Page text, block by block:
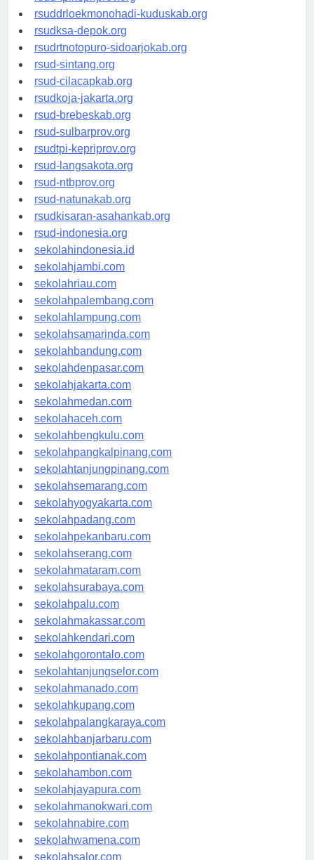
rsud-tpikepriprov.org
rsuddrloekmonohadi-kuduskab.org
rsudksa-depok.org
rsudrtnotopuro-sidoarjokab.org
rsud-sintang.org
rsud-cilacapkab.org
rsudkoja-jakarta.org
rsud-brebeskab.org
rsud-sulbarprov.org
rsudtpi-kepriprov.org
rsud-langsakota.org
rsud-ntbprov.org
rsud-natunakab.org
rsudkisaran-asahankab.org
rsud-indonesia.org
sekolahindonesia.id
sekolahjambi.com
sekolahriau.com
sekolahpalembang.com
sekolahlampung.com
sekolahsamarinda.com
sekolahbandung.com
sekolahdenpasar.com
sekolahjakarta.com
sekolahmedan.com
sekolahaceh.com
sekolahbengkulu.com
sekolahpangkalpinang.com
sekolahtanjungpinang.com
sekolahsemarang.com
sekolahyogyakarta.com
sekolahpadang.com
sekolahpekanbaru.com
sekolahserang.com
sekolahmataram.com
sekolahsurabaya.com
sekolahpalu.com
sekolahmakassar.com
sekolahkendari.com
sekolahgorontalo.com
sekolahtanjungselor.com
sekolahmanado.com
sekolahkupang.com
sekolahpalangkaraya.com
sekolahbanjarbaru.com
sekolahpontianak.com
sekolahambon.com
sekolahjayapura.com
sekolahmanokwari.com
sekolahnabire.com
sekolahwamena.com